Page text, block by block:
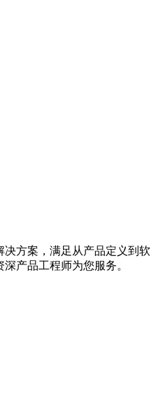
方案，满足从产品定义到软
产品工程师为您服务。